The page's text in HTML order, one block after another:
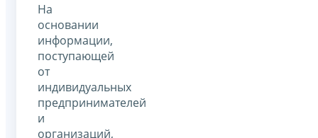
На
основании
информации,
поступающей
от
индивидуальных
предпринимателей
и
организаций,